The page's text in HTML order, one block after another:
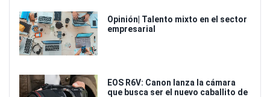
Opinión| Talento mixto en el sector
empresarial
EOS R6V: Canon lanza la cámara
que busca ser el nuevo caballito de